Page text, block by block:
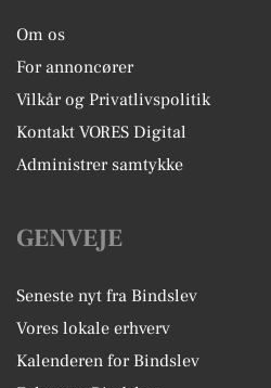
Om os
For annoncører
Vilkår og Privatlivspolitik
Kontakt VORES Digital
Administrer samtykke
GENVEJE
Seneste nyt fra Bindslev
Vores lokale erhverv
Kalenderen for Bindslev